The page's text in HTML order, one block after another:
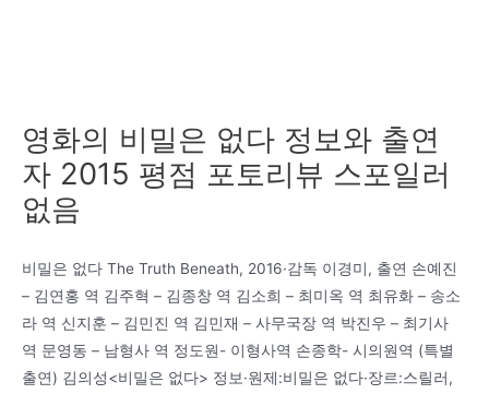
영화의 비밀은 없다 정보와 출연
자 2015 평점 포토리뷰 스포일러
없음
비밀은 없다 The Truth Beneath, 2016·감독 이경미, 출연 손예진
– 김연홍 역 김주혁 – 김종창 역 김소희 – 최미옥 역 최유화 – 송소
라 역 신지훈 – 김민진 역 김민재 – 사무국장 역 박진우 – 최기사
역 문영동 – 남형사 역 정도원- 이형사역 손종학- 시의원역 (특별
출연) 김의성<비밀은 없다> 정보·원제:비밀은 없다·장르:스릴러,